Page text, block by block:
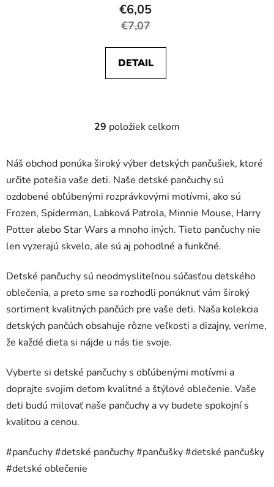
€6,05
€7,07
DETAIL
O
l
á
d
a
c
i
e
p
v
k
y
v
ý
p
s
u
29 položiek celkom
Náš obchod ponúka široký výber detských pančušiek, ktoré
určite potešia vaše deti. Naše detské pančuchy sú
ozdobené obľúbenými rozprávkovými motívmi, ako sú
Frozen, Spiderman, Labková Patrola, Minnie Mouse, Harry
Potter alebo Star Wars a mnoho iných. Tieto pančuchy nie
len vyzerajú skvelo, ale sú aj pohodlné a funkčné.
Detské pančuchy sú neodmysliteľnou súčasťou detského
oblečenia, a preto sme sa rozhodli ponúknuť vám široký
sortiment kvalitných pančúch pre vaše deti. Naša kolekcia
detských pančúch obsahuje rôzne veľkosti a dizajny, veríme,
že každé dieťa si nájde u nás tie svoje.
Vyberte si detské pančuchy s obľúbenými motívmi a
doprajte svojim deťom kvalitné a štýlové oblečenie. Vaše
deti budú milovať naše pančuchy a vy budete spokojní s
kvalitou a cenou.
#pančuchy #detské pančuchy #pančušky #detské pančušky
#detské oblečenie